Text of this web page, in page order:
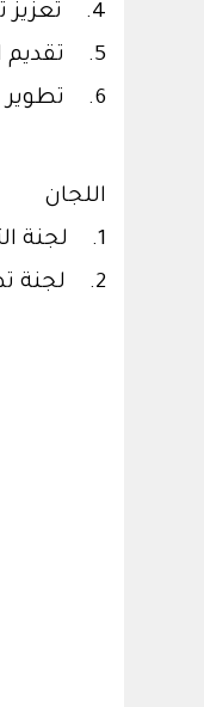
4. تعزيز تكامل الصحة النفسية الجسدية للمجتمع.
5. تقديم المشورة العلمية في تخصص الطب النفسي الجسدي.
6. تطوير الأداء المهني والعلمي لأعضاء الوحدة.
اللجان
1. لجنة التدريب.
2. لجنة تطوير الخدمات العيادية والفرز.